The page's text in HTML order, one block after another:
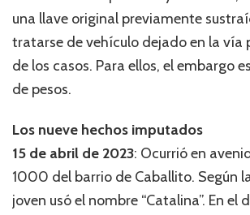
una llave original previamente
tratarse de vehículo dejado en la vía
de los casos. Para ellos, el embargo
de pesos.
Los nueve hechos imputados
15 de abril de 2023: Ocurrió en
1000 del barrio de Caballito. Según
joven usó el nombre “Catalina”. En el